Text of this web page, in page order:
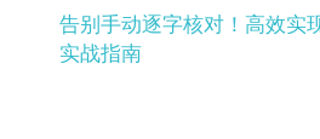
告别手动逐字核对！高效实
实战指南